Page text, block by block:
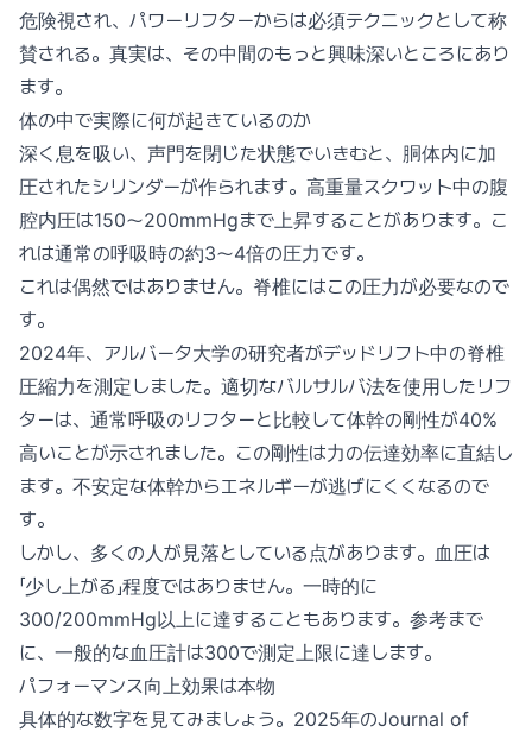
危険視され、パワーリフターからは必須テクニックとして称
賛される。真実は、その中間のもっと興味深いところにあり
ます。
体の中で実際に何が起きているのか
深く息を吸い、声門を閉じた状態でいきむと、胴体内に加
圧されたシリンダーが作られます。高重量スクワット中の腹
腔内圧は150〜200mmHgまで上昇することがあります。こ
れは通常の呼吸時の約3〜4倍の圧力です。
これは偶然ではありません。脊椎にはこの圧力が必要なので
す。
2024年、アルバータ大学の研究者がデッドリフト中の脊椎
圧縮力を測定しました。適切なバルサルバ法を使用したリフ
ターは、通常呼吸のリフターと比較して体幹の剛性が40%
高いことが示されました。この剛性は力の伝達効率に直結し
ます。不安定な体幹からエネルギーが逃げにくくなるので
す。
しかし、多くの人が見落としている点があります。血圧は
「少し上がる」程度ではありません。一時的に
300/200mmHg以上に達することもあります。参考まで
に、一般的な血圧計は300で測定上限に達します。
パフォーマンス向上効果は本物
具体的な数字を見てみましょう。2025年のJournal of